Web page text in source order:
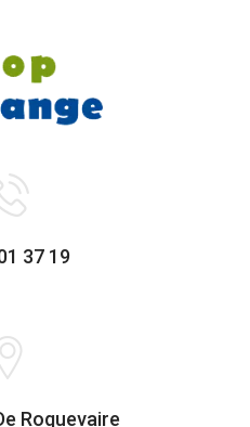
37 19
Roquevaire